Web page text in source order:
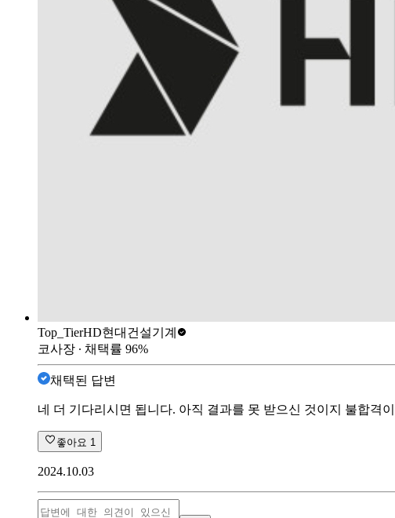
Top_TierHD현대건설기계
코사장 ∙ 채택률 96%
채택된 답변
네 더 기다리시면 됩니다. 아직 결과를 못 받으신 것이지 불합격
좋아요 1
2024.10.03